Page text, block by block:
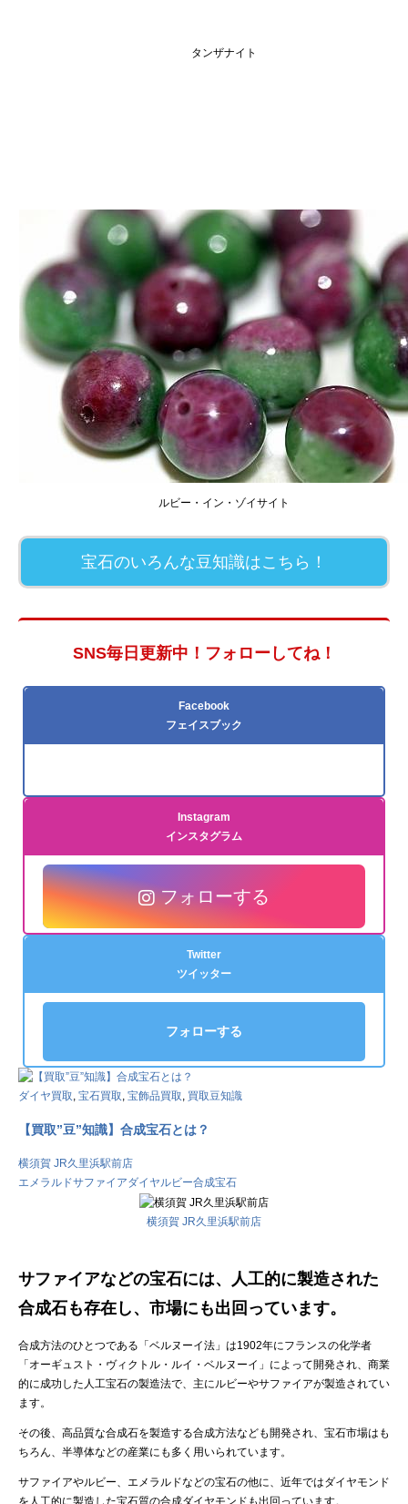
タンザナイト
ルビー・イン・ゾイサイト
宝石のいろんな豆知識はこちら！
SNS毎日更新中！フォローしてね！
Facebook
フェイスブック
Instagram
インスタグラム
フォローする
Twitter
ツイッター
フォローする
ダイヤ買取, 宝石買取, 宝飾品買取, 買取豆知識
【買取”豆”知識】合成宝石とは？
横須賀 JR久里浜駅前店
エメラルドサファイアダイヤルビー合成宝石
横須賀 JR久里浜駅前店
サファイアなどの宝石には、人工的に製造された
合成石も存在し、市場にも出回っています。
合成方法のひとつである「ベルヌーイ法」は1902年にフランスの化学者
「オーギュスト・ヴィクトル・ルイ・ベルヌーイ」によって開発され、商業
的に成功した人工宝石の製造法で、主にルビーやサファイアが製造されてい
ます。
その後、高品質な合成石を製造する合成方法なども開発され、宝石市場はも
ちろん、半導体などの産業にも多く用いられています。
サファイアやルビー、エメラルドなどの宝石の他に、近年ではダイヤモンド
を人工的に製造した宝石質の合成ダイヤモンドも出回っています。